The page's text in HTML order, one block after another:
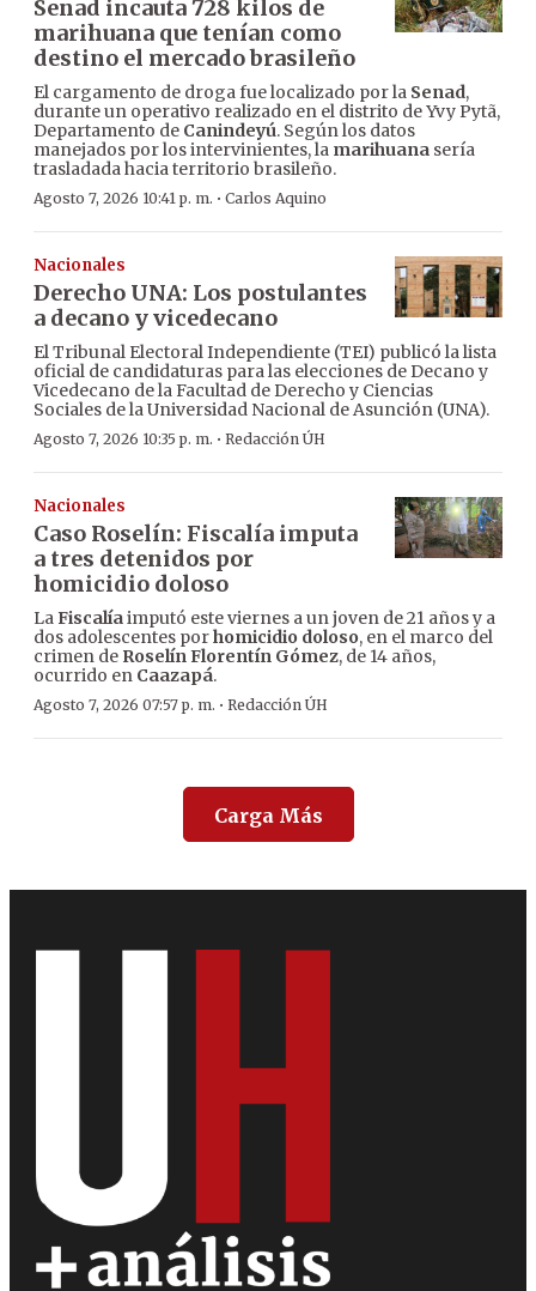
Senad incauta 728 kilos de
marihuana que tenían como
destino el mercado brasileño
El cargamento de droga fue localizado por la Senad,
durante un operativo realizado en el distrito de Yvy Pytã,
Departamento de Canindeyú. Según los datos
manejados por los intervinientes, la marihuana sería
trasladada hacia territorio brasileño.
Agosto 7, 2026 10:41 p. m. · Carlos Aquino
Nacionales
Derecho UNA: Los postulantes
a decano y vicedecano
El Tribunal Electoral Independiente (TEI) publicó la lista
oficial de candidaturas para las elecciones de Decano y
Vicedecano de la Facultad de Derecho y Ciencias
Sociales de la Universidad Nacional de Asunción (UNA).
Agosto 7, 2026 10:35 p. m. · Redacción ÚH
Nacionales
Caso Roselín: Fiscalía imputa
a tres detenidos por
homicidio doloso
LaFiscalíaimputó este viernes a un joven de 21 años y a
dos adolescentes porhomicidio doloso, en el marco del
crimen de Roselín Florentín Gómez, de 14 años,
ocurrido en Caazapá.
Agosto 7, 2026 07:57 p. m. · Redacción ÚH
Carga Más